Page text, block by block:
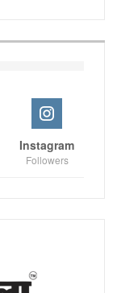
Instagram
Followers